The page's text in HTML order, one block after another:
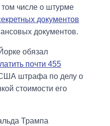
том числе о штурме
документов
документов.
обязал
почти 455
штрафа по делу о
стоимости его
Трампа